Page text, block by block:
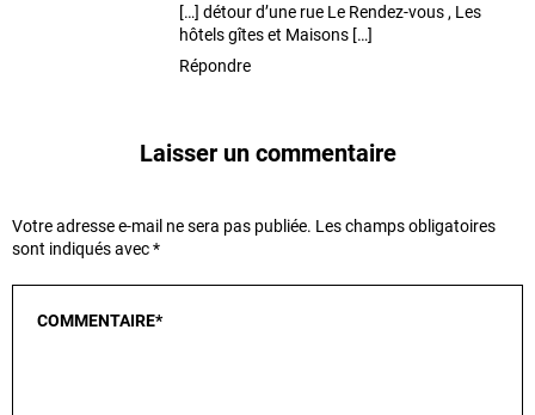
[…] détour d’une rue Le Rendez-vous , Les
hôtels gîtes et Maisons […]
Répondre
Laisser un commentaire
Votre adresse e-mail ne sera pas publiée. Les champs obligatoires
sont indiqués avec*